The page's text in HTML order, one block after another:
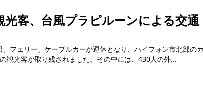
客、台風プラピルーンによる交通
フェリー、ケーブルカーが運休となり、ハイフォン市北部のカ
観光客が取り残されました。その中には、430人の外...